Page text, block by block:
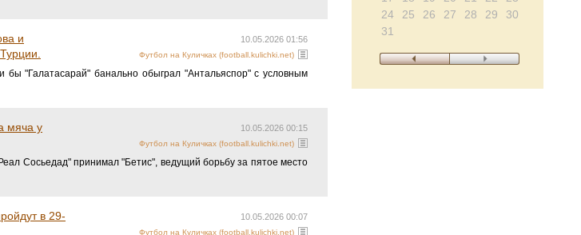
Август 2026
3
4 5 6 7 8
9
17
18 19 20 21 22
23
10.05.2026 07:26
Футбол на Куличках (football.kulichki.net)
на
поле с пиротехникой и напали на игроков "Спарты" во время
10.05.2026 01:56
Футбол на Куличках (football.kulichki.net)
и
"Галатасарай" банально обыграл "Антальяспор" с условным
10.05.2026 00:15
Футбол на Куличках (football.kulichki.net)
мяча у